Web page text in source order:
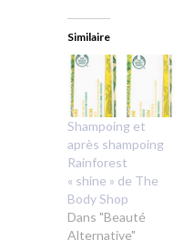
Similaire
Shampoing et
après shampoing
Rainforest
« shine » de The
Body Shop
Dans "Beauté
Alternative"